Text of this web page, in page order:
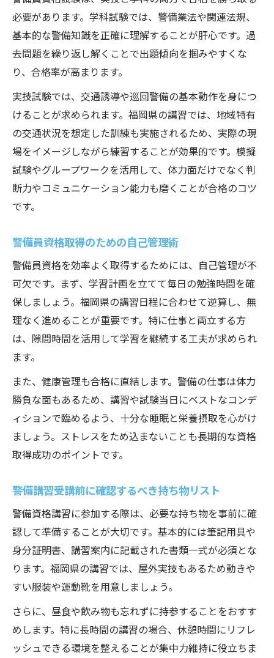
必要があります。学科試験では、警備業法や関連法規、
基本的な警備知識を正確に理解することが肝心です。過
去問題を繰り返し解くことで出題傾向を掴みやすくな
り、合格率が高まります。
実技試験では、交通誘導や巡回警備の基本動作を身につ
けることが求められます。福岡県の講習では、地域特有
の交通状況を想定した訓練も実施されるため、実際の現
場をイメージしながら練習することが効果的です。模擬
試験やグループワークを活用して、体力面だけでなく判
断力やコミュニケーション能力も磨くことが合格のコツ
です。
警備員資格取得のための自己管理術
警備員資格を効率よく取得するためには、自己管理が不
可欠です。まず、学習計画を立てて毎日の勉強時間を確
保しましょう。福岡県の講習日程に合わせて逆算し、無
理なく進めることが重要です。特に仕事と両立する方
は、隙間時間を活用して学習を継続する工夫が求められ
ます。
また、健康管理も合格に直結します。警備の仕事は体力
勝負な面もあるため、講習や試験当日にベストなコンデ
ィションで臨めるよう、十分な睡眠と栄養摂取を心がけ
ましょう。ストレスをため込まないことも長期的な資格
取得成功のポイントです。
警備講習受講前に確認するべき持ち物リスト
警備資格講習に参加する際は、必要な持ち物を事前に確
認して準備することが大切です。基本的には筆記用具や
身分証明書、講習案内に記載された書類一式が必須とな
ります。福岡県の講習では、屋外実技もあるため動きや
すい服装や運動靴を用意しましょう。
さらに、昼食や飲み物も忘れずに持参することをおすす
めします。特に長時間の講習の場合、休憩時間にリフレ
ッシュできる環境を整えることが集中力維持に役立ちま